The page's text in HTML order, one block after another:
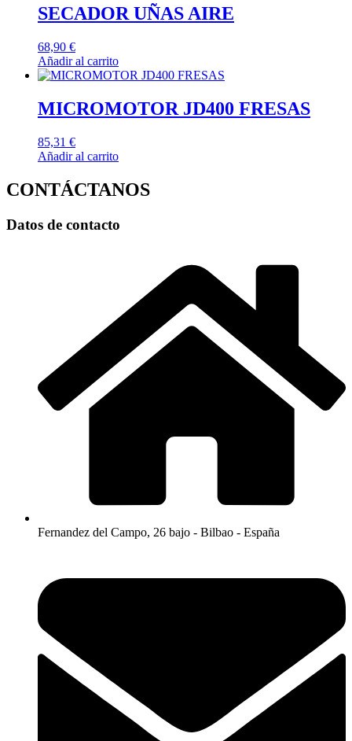
SECADOR UÑAS AIRE
68,90 €
Añadir al carrito
MICROMOTOR JD400 FRESAS
85,31 €
Añadir al carrito
CONTÁCTANOS
Datos de contacto
Fernandez del Campo, 26 bajo - Bilbao - España